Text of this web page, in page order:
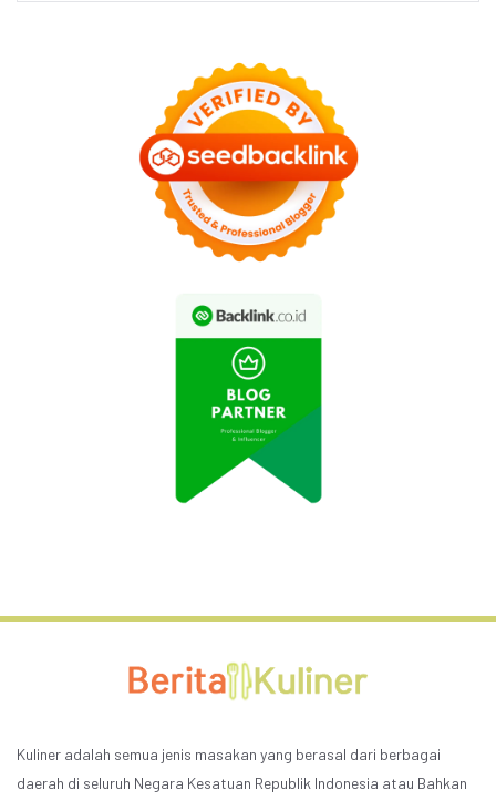
Kuliner adalah semua jenis masakan yang berasal dari berbagai
daerah di seluruh Negara Kesatuan Republik Indonesia atau Bahkan